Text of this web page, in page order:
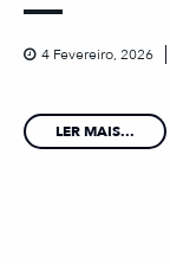
4 Fevereiro, 2026
LER MAIS...